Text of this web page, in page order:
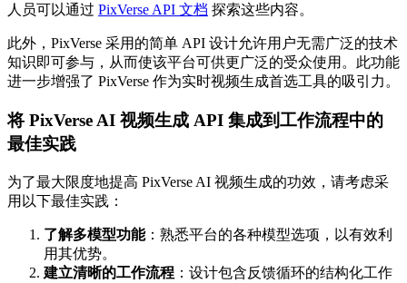
人员可以通过 PixVerse API 文档 探索这些内容。
此外，PixVerse 采用的简单 API 设计允许用户无需广泛的技术
知识即可参与，从而使该平台可供更广泛的受众使用。此功能
进一步增强了 PixVerse 作为实时视频生成首选工具的吸引力。
将 PixVerse AI 视频生成 API 集成到工作流程中的
最佳实践
为了最大限度地提高 PixVerse AI 视频生成的功效，请考虑采
用以下最佳实践：
了解多模型功能：熟悉平台的各种模型选项，以有效利
用其优势。
建立清晰的工作流程 ：设计包含反馈循环的结构化工作